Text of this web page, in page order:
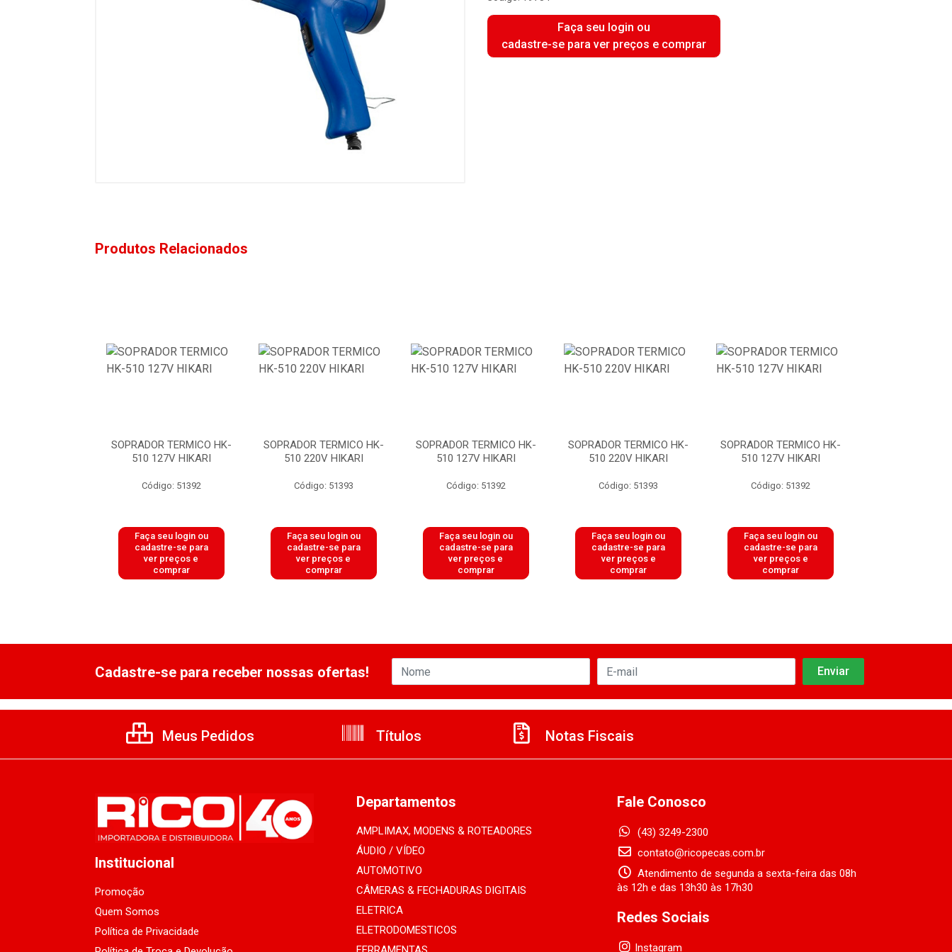
Faça seu login ou
cadastre-se para ver preços e comprar
Produtos Relacionados
SOPRADOR TERMICO HK-
510 127V HIKARI
Código: 51392
Faça seu login ou
cadastre-se para
ver preços e
comprar
SOPRADOR TERMICO HK-
510 220V HIKARI
Código: 51393
Faça seu login ou
cadastre-se para
ver preços e
comprar
SOPRADOR TERMICO HK-
510 127V HIKARI
Código: 51392
Faça seu login ou
cadastre-se para
ver preços e
comprar
SOPRADOR TERMICO HK-
510 220V HIKARI
Código: 51393
Faça seu login ou
cadastre-se para
ver preços e
comprar
SOPRADOR TERMICO HK-
510 127V HIKARI
Código: 51392
Faça seu login ou
cadastre-se para
ver preços e
comprar
Cadastre-se para receber nossas ofertas!
Meus Pedidos Títulos Notas Fiscais
Institucional
Promoção
Quem Somos
Política de Privacidade
Departamentos
AMPLIMAX, MODENS & ROTEADORES
ÁUDIO / VÍDEO
AUTOMOTIVO
CÂMERAS & FECHADURAS DIGITAIS
ELETRICA
ELETRODOMESTICOS
Fale Conosco
(43) 3249-2300
contato@ricopecas.com.br
Atendimento de segunda a sexta-feira das 08h
às 12h e das 13h30 às 17h30
Redes Sociais
Instagram